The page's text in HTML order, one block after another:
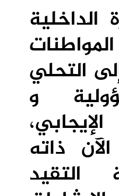
التحلي
و
ذاته
التقيد